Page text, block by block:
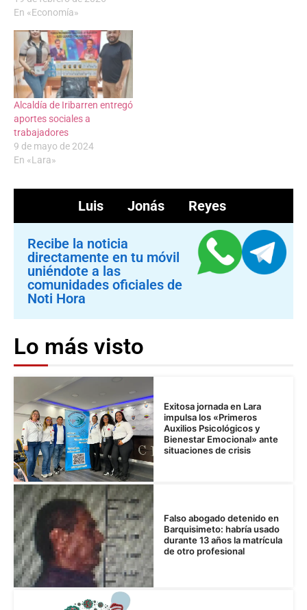
En «Economía»
Alcaldía de Iribarren entregó
aportes sociales a
trabajadores
9 de mayo de 2024
En «Lara»
Luis Jonás Reyes
Recibe la noticia
directamente en tu móvil
uniéndote a las
comunidades oficiales de
Noti Hora
Lo más visto
Exitosa jornada en Lara
impulsa los «Primeros
Auxilios Psicológicos y
Bienestar Emocional» ante
situaciones de crisis
Falso abogado detenido en
Barquisimeto: habría usado
durante 13 años la matrícula
de otro profesional